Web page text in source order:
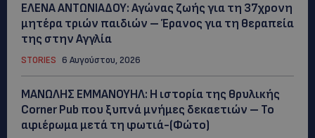
ΕΛΕΝΑ ΑΝΤΩΝΙΑΔΟΥ: Αγώνας ζωής για τη 37χρονη
μητέρα τριών παιδιών – Έρανος για τη θεραπεία
της στην Αγγλία
STORIES 6 Αυγούστου, 2026
ΜΑΝΩΛΗΣ ΕΜΜΑΝΟΥΗΛ: Η ιστορία της θρυλικής
Corner Pub που ξυπνά μνήμες δεκαετιών – Το
αφιέρωμα μετά τη φωτιά-(Φώτο)